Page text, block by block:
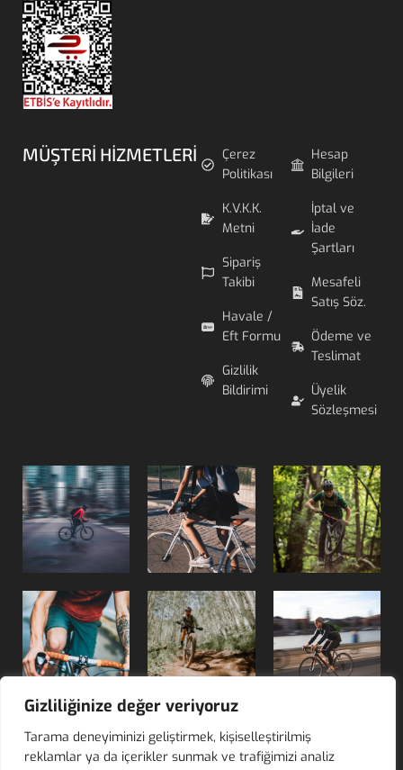
Gizliliğinize değer veriyoruz
Tarama deneyiminizi geliştirmek, kişiselleştirilmiş
reklamlar ya da içerikler sunmak ve trafiğimizi analiz
MÜŞTERI HIZMETLERI
Çerez
Politikası
K.V.K.K.
Metni
Sipariş
Takibi
Havale /
Eft Formu
Gizlilik
Bildirimi
Hesap
Bilgileri
İptal ve
İade
Şartları
Mesafeli
Satış Söz.
Ödeme ve
Teslimat
Üyelik
Sözleşmesi
© 2025 Zafer Antmen Bike Store - Siste-MaWeb Tasarım